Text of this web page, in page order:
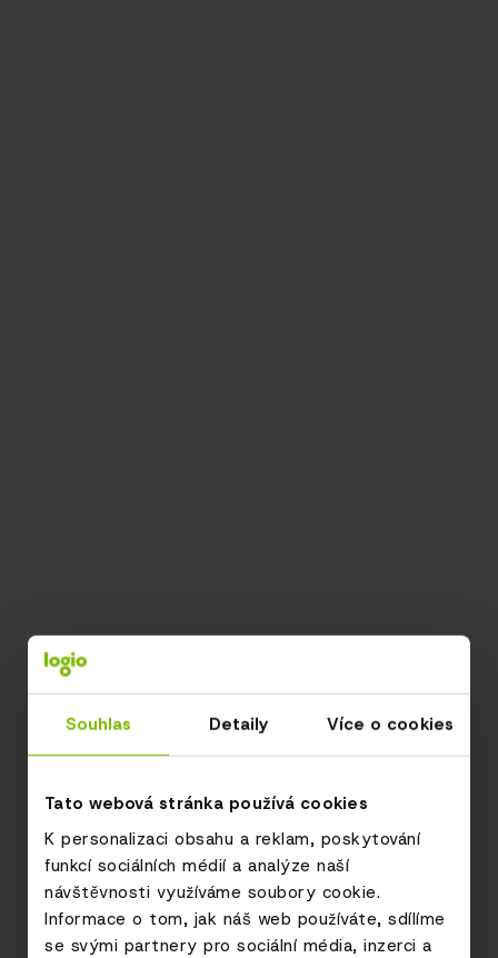
Souhlas Detaily Více o cookies
Tato webová stránka používá cookies
K personalizaci obsahu a reklam, poskytování
funkcí sociálních médií a analýze naší
návštěvnosti využíváme soubory cookie.
Informace o tom, jak náš web používáte, sdílíme
se svými partnery pro sociální média, inzerci a